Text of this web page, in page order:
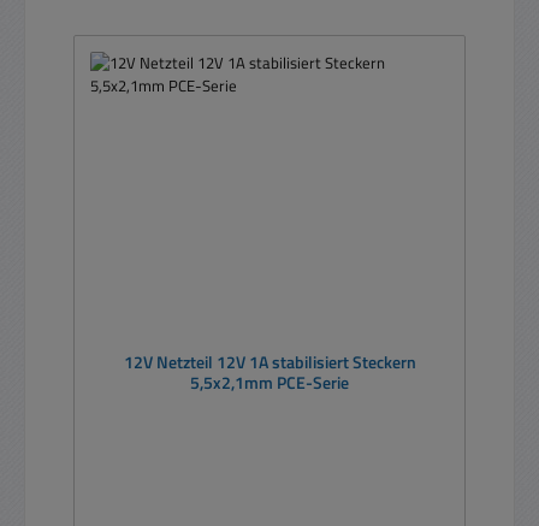
12V Netzteil 12V 1A stabilisiert Steckern
5,5x2,1mm PCE-Serie